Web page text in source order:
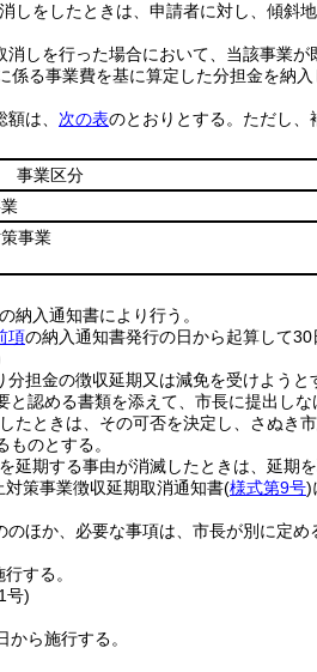
しをしたときは、申請者に対し、傾斜
しを行った場合において、当該事業が
係る事業費を基に算定した分担金を納入
は、 次の表のとおりとする。 ただし、
事業区分
事業
納入通知書により行う。
項の納入通知書発行の日から起算して30
分担金の徴収延期又は減免を受けよう
と認める書類を添えて、市長に提出しな
たときは、その可否を決定し、さぬき
ものとする。
延期する事由が消滅したときは、延期
策事業徴収延期取消通知書(様式第9号)
のほか、必要な事項は、市長が別に定め
する。
号)
ら施行する。